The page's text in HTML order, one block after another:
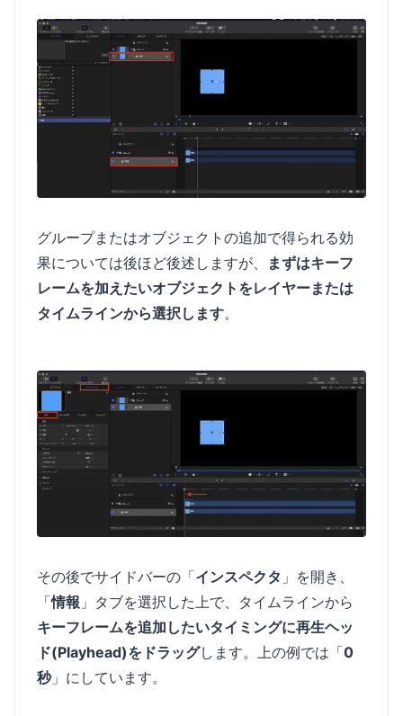
グループまたはオブジェクトの追加で得られる効
果については後ほど後述しますが、
まずはキーフ
レームを加えたいオブジェクトをレイヤーまたは
タイムラインから選択します。
その後でサイドバーの「インスペクタ 」を開き、
「情報 」タブを選択した上で、タイムラインから
キーフレームを追加したいタイミングに再生ヘッ
ド(Playhead)をドラッグします。上の例では「0
秒」にしています。